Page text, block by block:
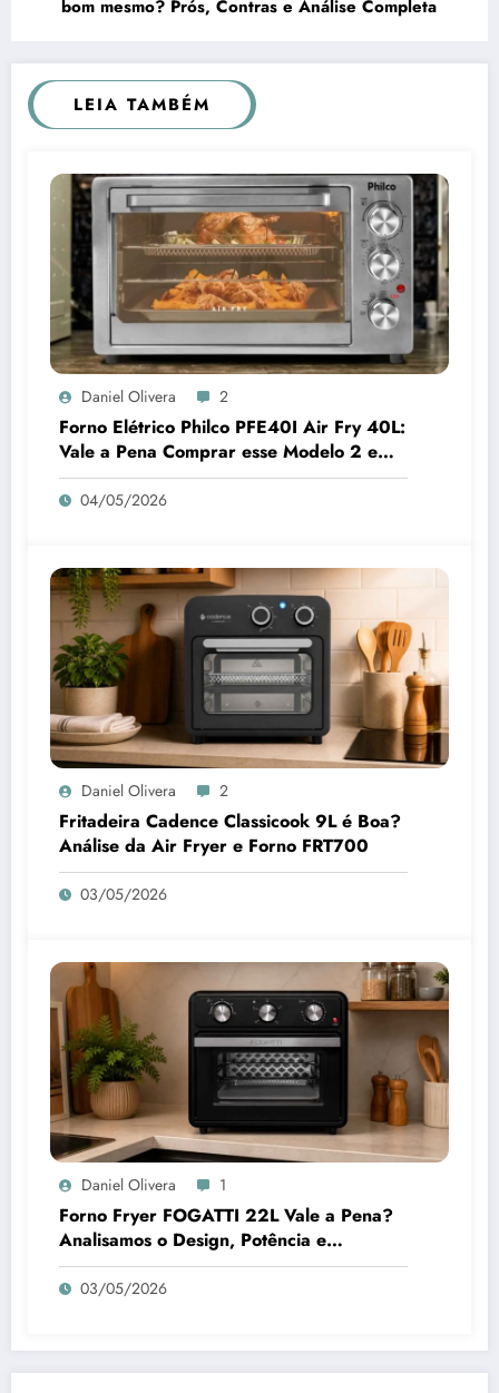
bom mesmo? Prós, Contras e Análise Completa
LEIA TAMBÉM
Daniel Olivera 2
Forno Elétrico Philco PFE40I Air Fry 40L:
Vale a Pena Comprar esse Modelo 2 em 1
para sua Cozinha em 2026?
04/05/2026
Daniel Olivera 2
Fritadeira Cadence Classicook 9L é Boa?
Análise da Air Fryer e Forno FRT700
03/05/2026
Daniel Olivera 1
Forno Fryer FOGATTI 22L Vale a Pena?
Analisamos o Design, Potência e
Praticidade
03/05/2026